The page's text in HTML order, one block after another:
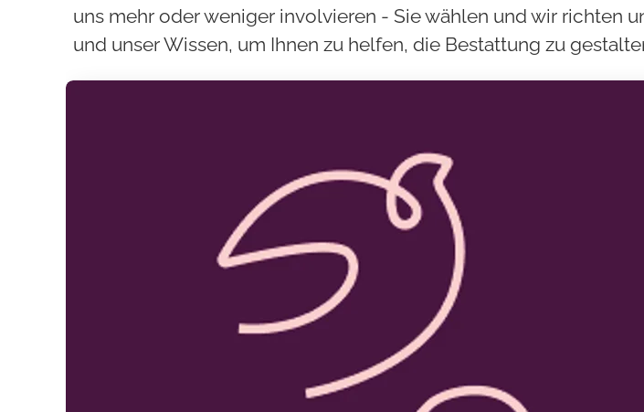
uns mehr oder weniger involvieren - Sie wählen und wir richten
und unser Wissen, um Ihnen zu helfen, die Bestattung zu